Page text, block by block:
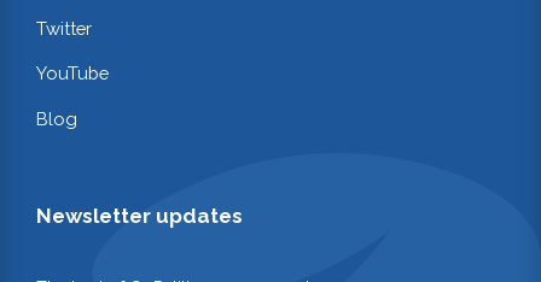
Twitter
YouTube
Blog
Newsletter updates